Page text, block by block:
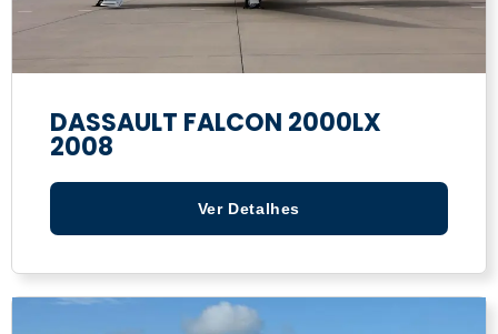
DASSAULT FALCON 2000LX
2008
Ver Detalhes